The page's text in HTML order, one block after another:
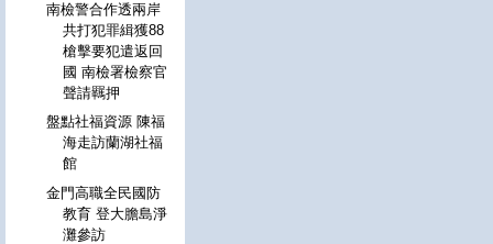
南檢警合作透兩岸
共打犯罪緝獲88
槍擊要犯遣返回
國 南檢署檢察官
聲請羈押
盤點社福資源 陳福
海走訪蘭湖社福
館
金門高職全民國防
教育 登大膽島淨
灘參訪